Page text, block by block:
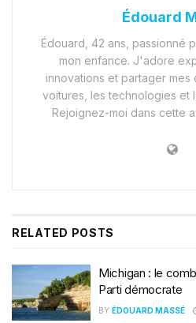
Édouard
Édouard, 42 ans, passionné
mon enfance. J'adore
innovations et partager mes
voitures, les technologies et
Rejoignez-moi dans cette
RELATED POSTS
Michigan : le
Parti démocrate
BY ÉDOUARD MASSÉ